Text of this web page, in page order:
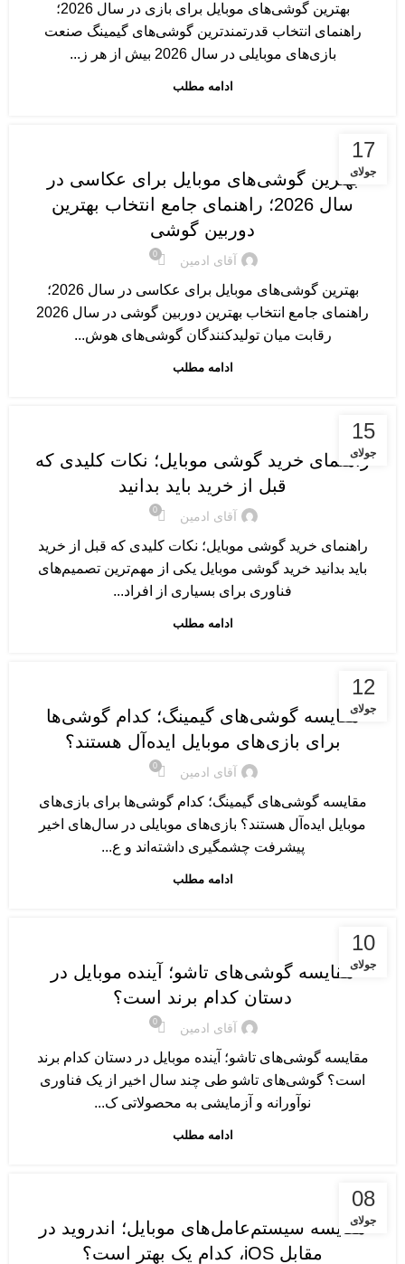
بهترین گوشی‌های موبایل برای بازی در سال 2026؛
راهنمای انتخاب قدرتمندترین گوشی‌های گیمینگ صنعت
بازی‌های موبایلی در سال 2026 بیش از هر ز...
ادامه مطلب
17
جولای
گوشی های موبایل
بهترین گوشی‌های موبایل برای عکاسی در
سال 2026؛ راهنمای جامع انتخاب بهترین
دوربین گوشی
آقای ادمین 0
بهترین گوشی‌های موبایل برای عکاسی در سال 2026؛
راهنمای جامع انتخاب بهترین دوربین گوشی در سال 2026
رقابت میان تولیدکنندگان گوشی‌های هوش...
ادامه مطلب
15
جولای
گوشی های موبایل
راهنمای خرید گوشی موبایل؛ نکات کلیدی که
قبل از خرید باید بدانید
آقای ادمین 0
راهنمای خرید گوشی موبایل؛ نکات کلیدی که قبل از خرید
باید بدانید خرید گوشی موبایل یکی از مهم‌ترین تصمیم‌های
فناوری برای بسیاری از افراد...
ادامه مطلب
12
جولای
گوشی های موبایل
مقایسه گوشی‌های گیمینگ؛ کدام گوشی‌ها
برای بازی‌های موبایل ایده‌آل هستند؟
آقای ادمین 0
مقایسه گوشی‌های گیمینگ؛ کدام گوشی‌ها برای بازی‌های
موبایل ایده‌آل هستند؟ بازی‌های موبایلی در سال‌های اخیر
پیشرفت چشمگیری داشته‌اند و ع...
ادامه مطلب
10
جولای
گوشی های موبایل
مقایسه گوشی‌های تاشو؛ آینده موبایل در
دستان کدام برند است؟
آقای ادمین 0
مقایسه گوشی‌های تاشو؛ آینده موبایل در دستان کدام برند
است؟ گوشی‌های تاشو طی چند سال اخیر از یک فناوری
نوآورانه و آزمایشی به محصولاتی ک...
ادامه مطلب
08
جولای
گوشی های موبایل
مقایسه سیستم‌عامل‌های موبایل؛ اندروید در
مقابل iOS، کدام یک بهتر است؟